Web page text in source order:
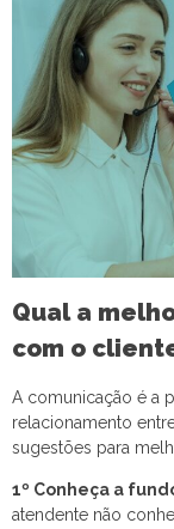
Qual a
com o
A comunicação é a
relacionamento
sugestões para
1º Conheça a
atendente não